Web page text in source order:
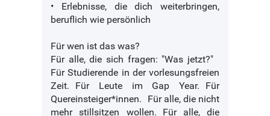
• Erlebnisse, die dich weiterbringen,
beruflich wie persönlich
Für wen ist das was?
Für alle, die sich fragen: "Was jetzt?"
Für Studierende in der vorlesungsfreien
Zeit. Für Leute im Gap Year. Für
Quereinsteiger*innen. Für alle, die nicht
mehr stillsitzen wollen. Für alle, die